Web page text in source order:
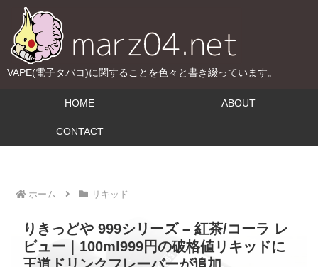
VAPE(電子タバコ)に関することを色々と書き綴っています。
HOME ABOUT
CONTACT
ホーム リキッド
りきっどや 999シリーズ – 紅茶/コーラ レ
ビュー｜100ml999円の破格値リキッドに